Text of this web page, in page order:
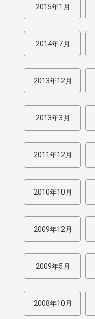
2015年1月
2014年7月
2013年12月
2013年3月
2011年12月
2010年10月
2009年12月
2009年5月
2008年10月